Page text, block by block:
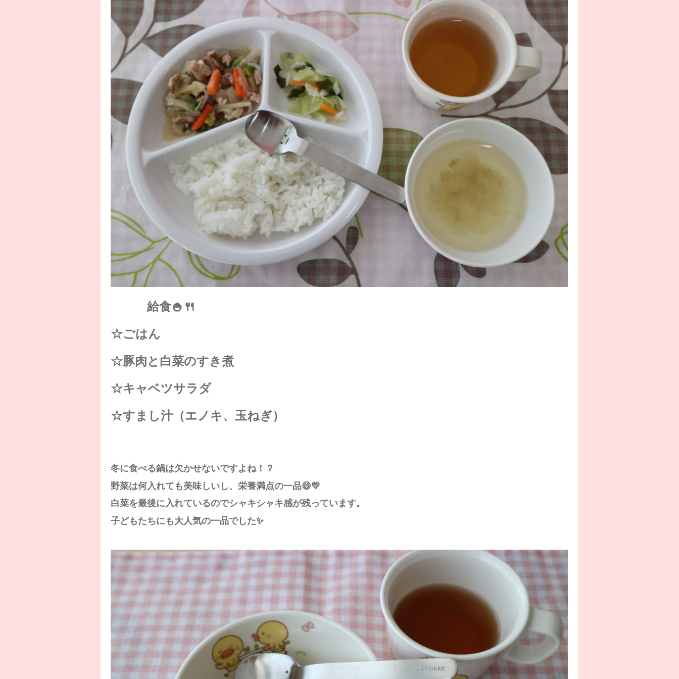
給食🍚🍴
☆ごはん
☆豚肉と白菜のすき煮
☆キャベツサラダ
☆すまし汁（エノキ、玉ねぎ）
冬に食べる鍋は欠かせないですよね！？
野菜は何入れても美味しいし、栄養満点の一品😄💛
白菜を最後に入れているのでシャキシャキ感が残っています。
子どもたちにも大人気の一品でした✨